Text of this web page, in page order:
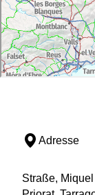
Adresse
Straße,